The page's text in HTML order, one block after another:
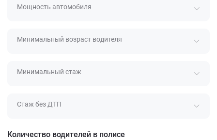
Мощность автомобиля
Минимальный возраст водителя
Минимальный стаж
Стаж без ДТП
Количество водителей в полисе